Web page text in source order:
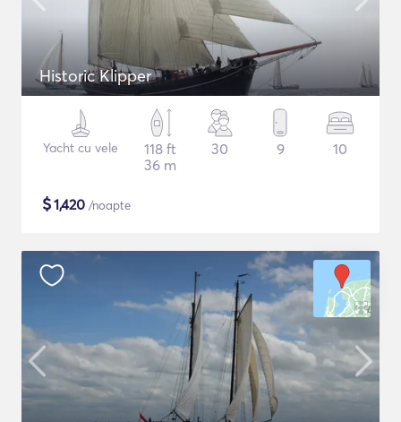
Historic Klipper
Yacht cu vele
118 ft
36 m
30 9 10
$1,420 /noapte